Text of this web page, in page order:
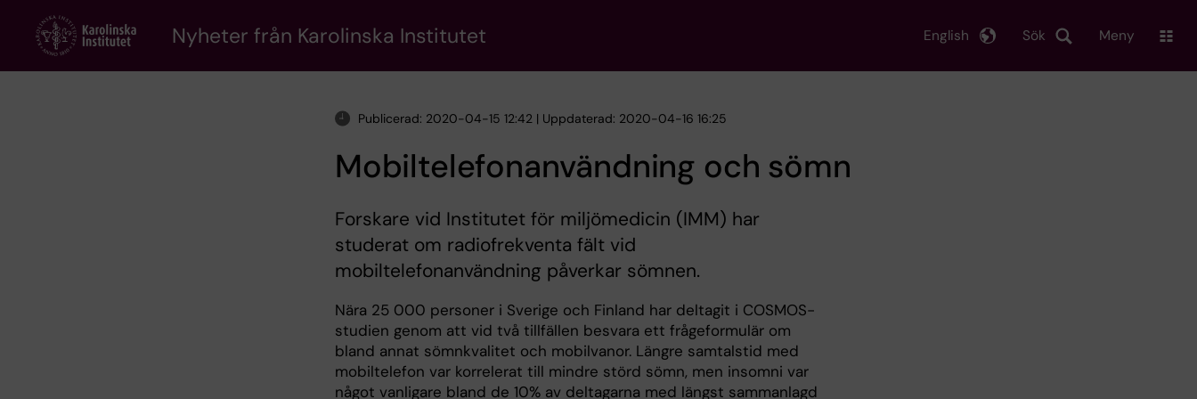
content
Nyheter från Karolinska Institutet Sök
English Meny
Publicerad: 2020-04-15 12:42 | Uppdaterad: 2020-04-16 16:25
Mobiltelefonanvändning och sömn
Forskare vid Institutet för miljömedicin (IMM) har
studerat om radiofrekventa fält vid
mobiltelefonanvändning påverkar sömnen.
Nära 25 000 personer i Sverige och Finland har deltagit i COSMOS-
studien genom att vid två tillfällen besvara ett frågeformulär om
bland annat sömnkvalitet och mobilvanor. Längre samtalstid med
mobiltelefon var korrelerat till mindre störd sömn, men insomni var
något vanligare bland de 10% av deltagarna med längst sammanlagd